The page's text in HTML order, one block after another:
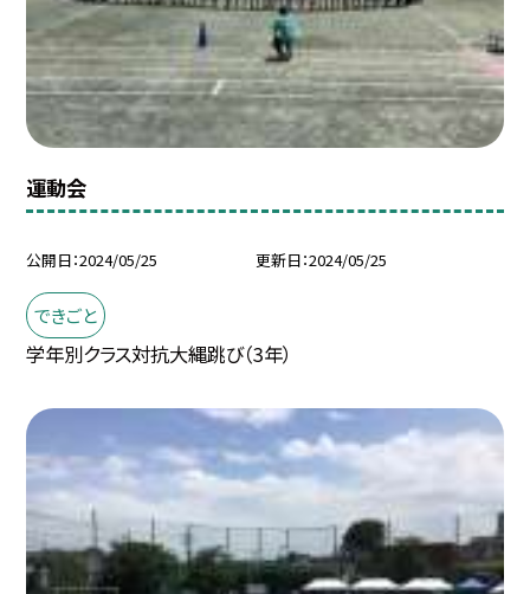
運動会
公開日 2024/05/25 更新日 2024/05/25
できごと
学年別クラス対抗大縄跳び（3年）